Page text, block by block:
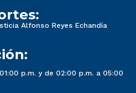
Alfonso Reyes Echandía
p.m. y de 02:00 p.m. a 05:00